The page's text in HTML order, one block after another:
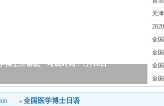
博士外语统一考试时间：7月18日
天
全
全
全
全
» 全国医学博士日语